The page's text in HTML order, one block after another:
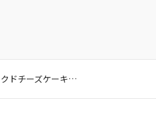
ヨーグルトで簡単「ベイクドチーズケーキ風」のレシピ。食べ方のポイントも！